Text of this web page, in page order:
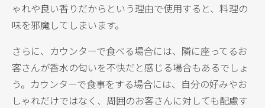
ゃれや良い香りだからという理由で使用すると、料理の
味を邪魔してしまいます。
さらに、カウンターで食べる場合には、隣に座ってるお
客さんが香水の匂いを不快だと感じる場合もあるでしょ
う。カウンターで食事をする場合には、自分の好みやお
しゃれだけではなく、周囲のお客さんに対しても配慮す